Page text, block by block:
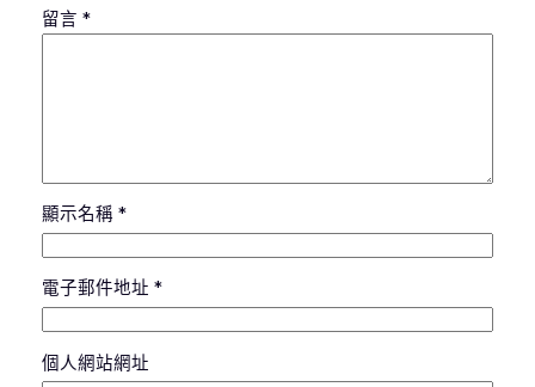
留言 *
顯示名稱 *
電子郵件地址 *
個人網站網址